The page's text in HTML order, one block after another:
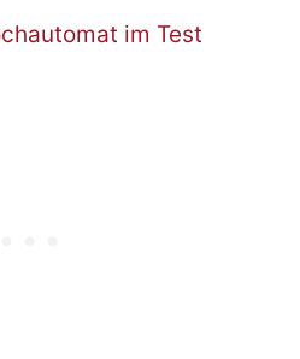
im Test